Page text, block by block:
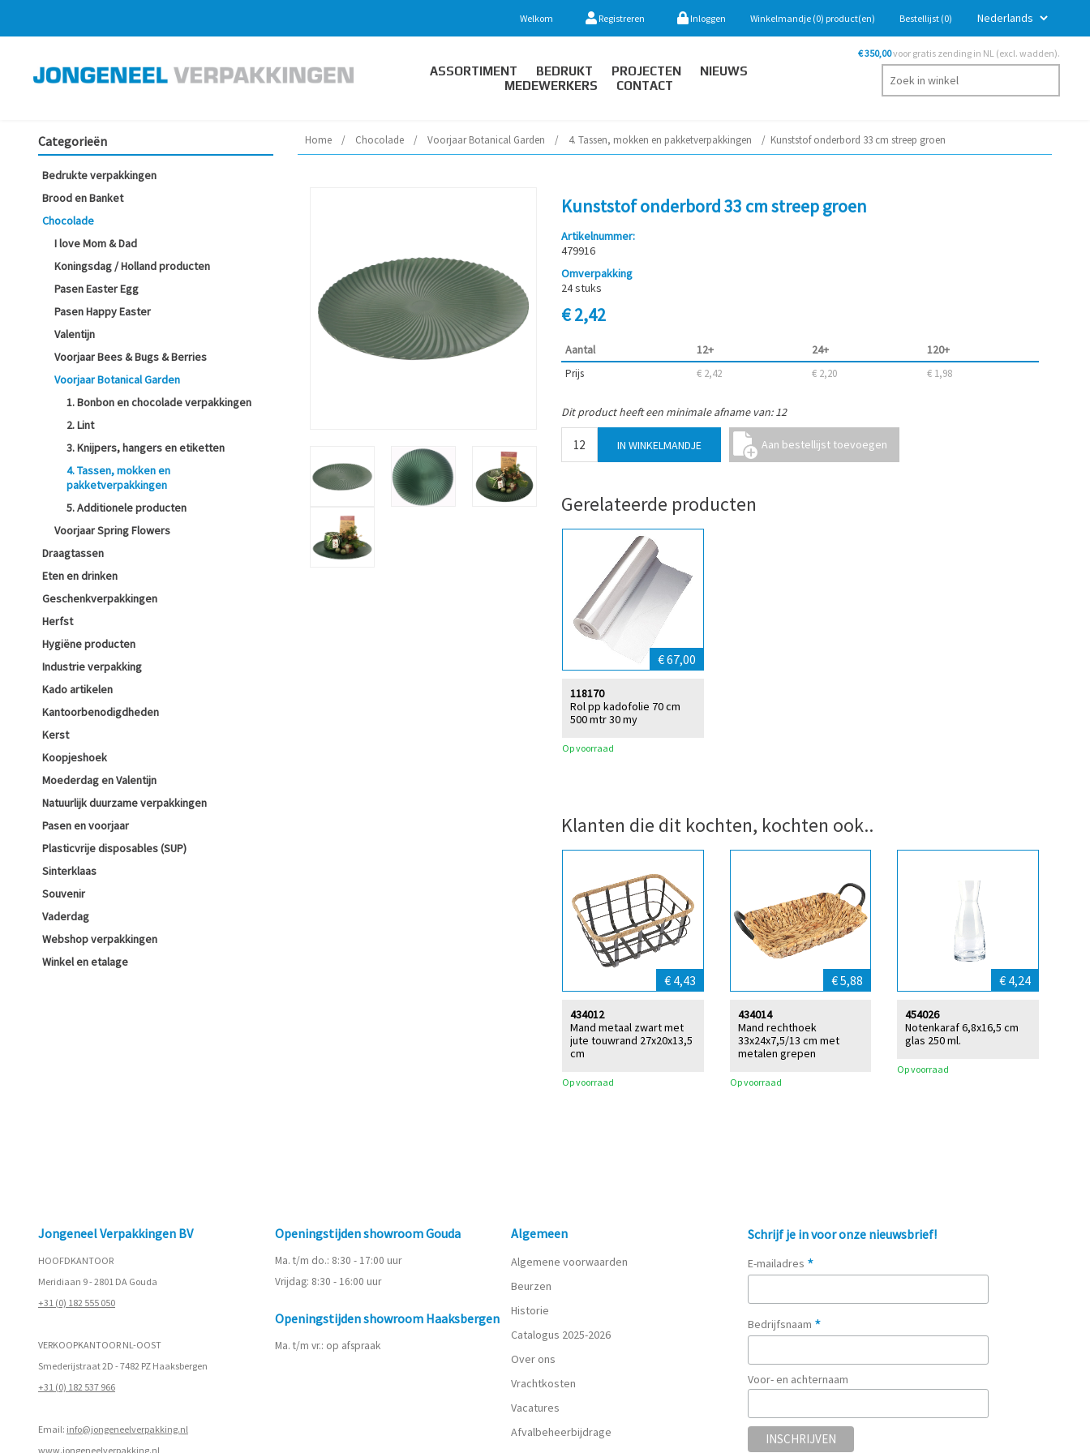
Welkom Registreren Inloggen Winkelmandje (0) product(en) Bestellijst (0)
ASSORTIMENT BEDRUKT PROJECTEN
NIEUWS
MEDEWERKERS
CONTACT
€ 350,00voor gratis zending in NL (excl. wadden).
Categorieën
Bedrukte verpakkingen
Brood en Banket
Chocolade
I love Mom & Dad
Koningsdag / Holland producten
Pasen Easter Egg
Pasen Happy Easter
Valentijn
Voorjaar Bees & Bugs & Berries
Voorjaar Botanical Garden
1. Bonbon en chocolade verpakkingen
2. Lint
3. Knijpers, hangers en etiketten
4. Tassen, mokken en
pakketverpakkingen
5. Additionele producten
Voorjaar Spring Flowers
Draagtassen
Eten en drinken
Geschenkverpakkingen
Herfst
Hygiëne producten
Industrie verpakking
Kado artikelen
Kantoorbenodigdheden
Kerst
Koopjeshoek
Moederdag en Valentijn
Natuurlijk duurzame verpakkingen
Pasen en voorjaar
Plasticvrije disposables (SUP)
Sinterklaas
Souvenir
Vaderdag
Webshop verpakkingen
Winkel en etalage
Home / Chocolade / Voorjaar Botanical Garden / 4. Tassen, mokken en pakketverpakkingen / Kunststof onderbord 33 cm streep groen
Kunststof onderbord 33 cm streep groen
Artikelnummer:
479916
Omverpakking
24 stuks
€ 2,42
Aantal 12+ 24+ 120+
Prijs € 2,42 € 2,20 € 1,98
Dit product heeft een minimale afname van: 12
Gerelateerde producten
€ 67,00
Rol pp kadofolie 70 cm
500 mtr 30 my
118170
Op voorraad
Klanten die dit kochten, kochten ook..
€ 4,43
Mand metaal zwart met
jute touwrand 27x20x13,5
cm
434012
Op voorraad
€ 5,88
Mand rechthoek
33x24x7,5/13 cm met
metalen grepen
434014
Op voorraad
€ 4,24
Notenkaraf 6,8x16,5 cm
glas 250 ml.
454026
Op voorraad
Jongeneel Verpakkingen BV
HOOFDKANTOOR
Meridiaan 9 - 2801 DA Gouda
+31 (0) 182 555 050
VERKOOPKANTOOR NL-OOST
Smederijstraat 2D - 7482 PZ Haaksbergen
+31 (0) 182 537 966
Email: info@jongeneelverpakking.nl
www.jongeneelverpakking.nl
Openingstijden showroom Gouda
Ma. t/m do.: 8:30 - 17:00 uur
Vrijdag: 8:30 - 16:00 uur
Openingstijden showroom Haaksbergen
Ma. t/m vr.: op afspraak
Algemeen
Algemene voorwaarden
Beurzen
Historie
Catalogus 2025-2026
Over ons
Vrachtkosten
Vacatures
Afvalbeheerbijdrage
Schrijf je in voor onze nieuwsbrief!
E-mailadres *
Bedrijfsnaam *
Voor- en achternaam